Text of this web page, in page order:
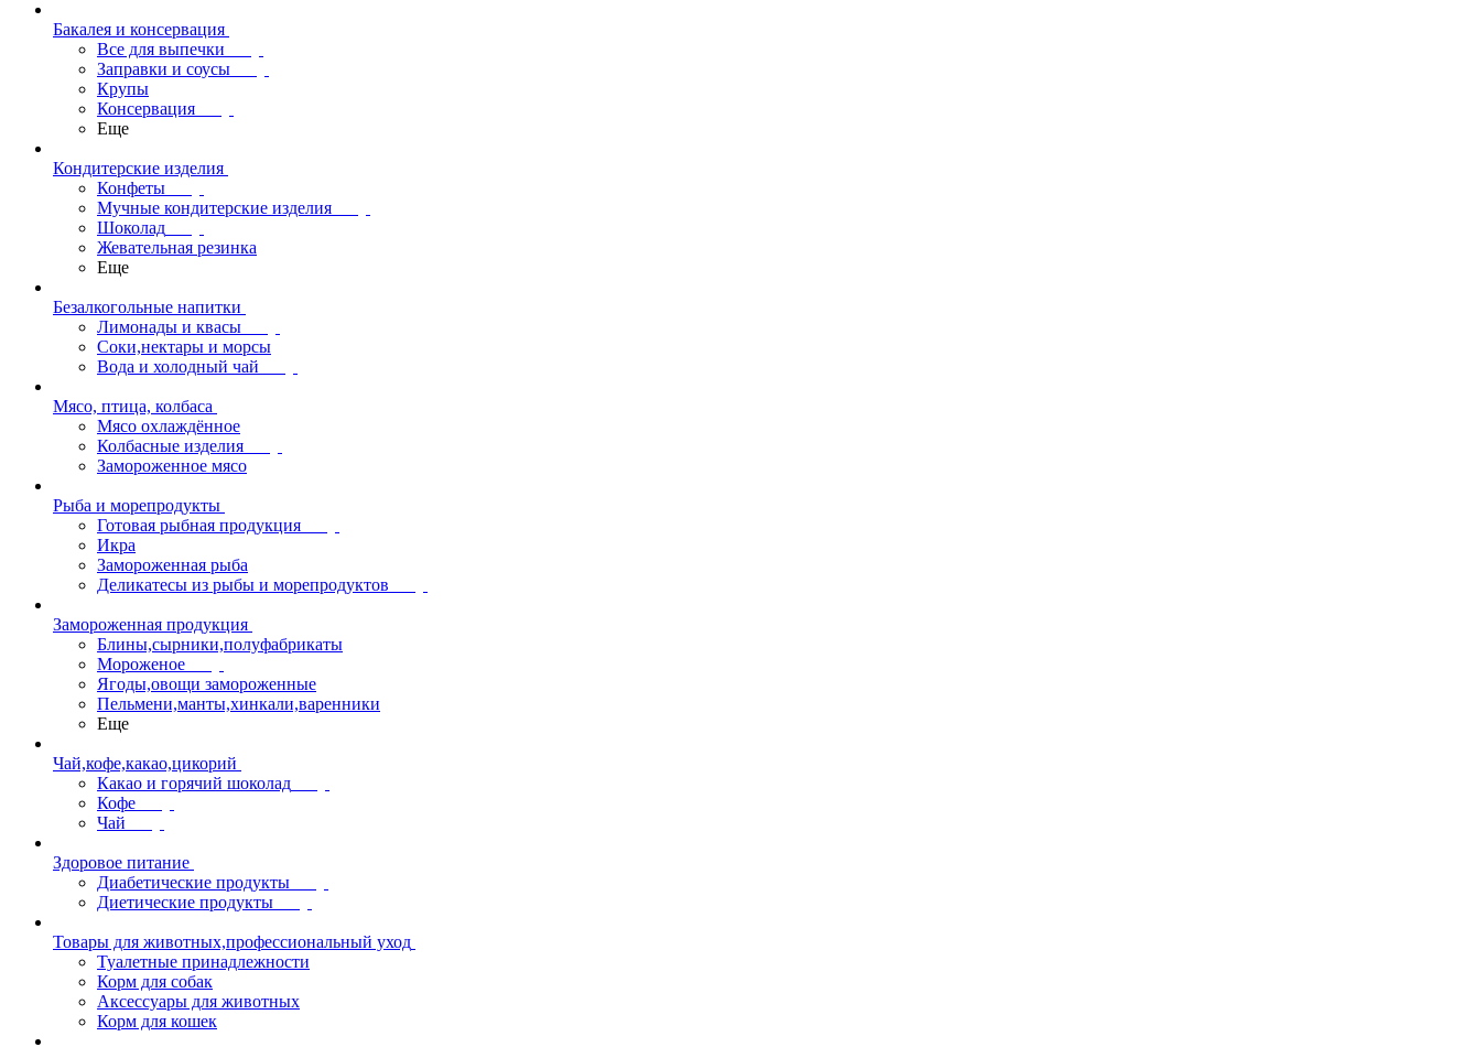
Бакалея и консервация
Все для выпечки
Заправки и соусы
Крупы
Консервация
Еще
Кондитерские изделия
Конфеты
Мучные кондитерские изделия
Шоколад
Жевательная резинка
Еще
Безалкогольные напитки
Лимонады и квасы
Соки,нектары и морсы
Вода и холодный чай
Мясо, птица, колбаса
Мясо охлаждённое
Колбасные изделия
Замороженное мясо
Рыба и морепродукты
Готовая рыбная продукция
Икра
Замороженная рыба
Деликатесы из рыбы и морепродуктов
Замороженная продукция
Блины,сырники,полуфабрикаты
Мороженое
Ягоды,овощи замороженные
Пельмени,манты,хинкали,варенники
Еще
Чай,кофе,какао,цикорий
Какао и горячий шоколад
Кофе
Чай
Здоровое питание
Диабетические продукты
Диетические продукты
Товары для животных,профессиональный уход
Туалетные принадлежности
Корм для собак
Аксессуары для животных
Корм для кошек